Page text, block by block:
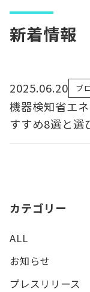
新着情報
2025.06.20 ブ
機器検知省エ
すすめ8選と選
カテゴリー
ALL
お知らせ
プレスリリース